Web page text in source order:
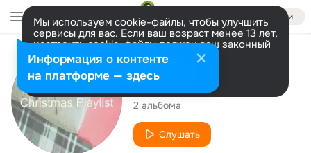
Войти
Мы используем cookie-файлы, чтобы улучшить
сервисы для вас. Если ваш возраст менее 13 лет,
настроить cookie-файлы должен ваш законный
представитель. Больше информации
Разрешить все Настроить
Исполнитель
Christmas Playlist
2 альбома
Слушать
Информация о контенте
на платформе — здесь